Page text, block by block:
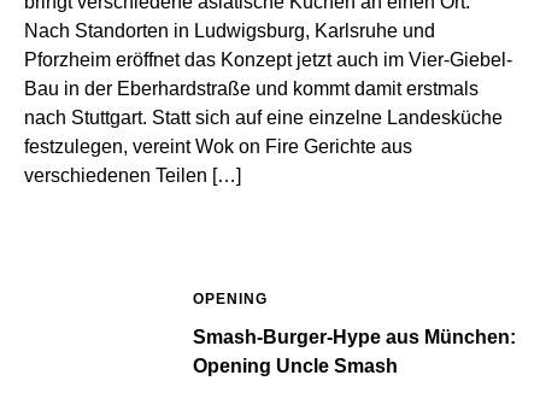
Nach Standorten in Ludwigsburg, Karlsruhe und
Pforzheim eröffnet das Konzept jetzt auch im Vier-Giebel-
Bau in der Eberhardstraße und kommt damit erstmals
nach Stuttgart. Statt sich auf eine einzelne Landesküche
festzulegen, vereint Wok on Fire Gerichte aus
verschiedenen Teilen […]
OPENING
Smash-Burger-Hype aus München:
Opening Uncle Smash